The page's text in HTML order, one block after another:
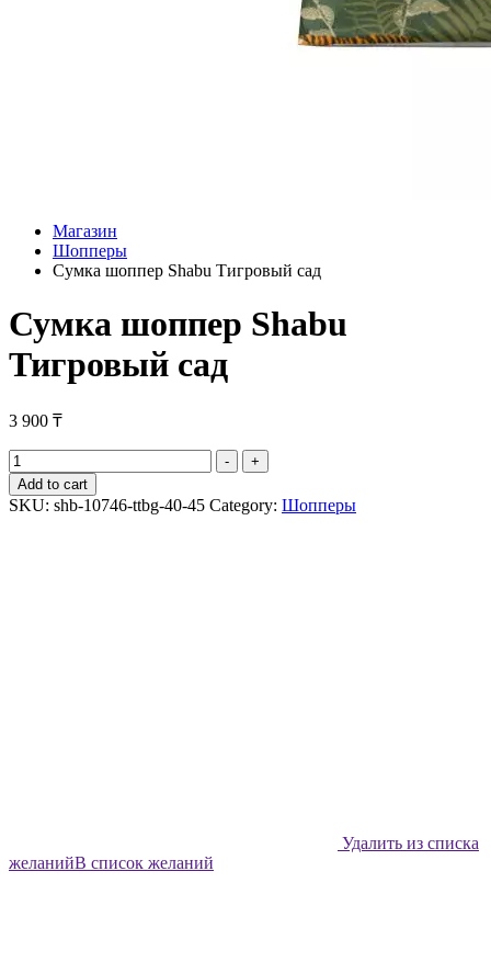
Магазин
Шопперы
Сумка шоппер Shabu Тигровый сад
Сумка шоппер Shabu
Тигровый сад
3 900 ₸
Сумка
шоппер
Shabu
Тигровый
-
+
Add to cart
SKU: shb-10746-ttbg-40-45 Category: Шопперы
Удалить из списка
желанийВ список желаний